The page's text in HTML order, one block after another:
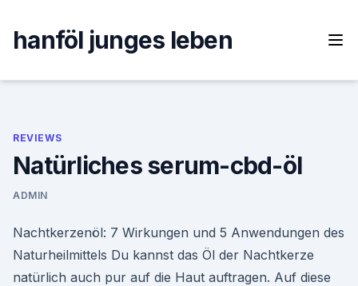
content
hanföl junges leben
REVIEWS
Natürliches serum-cbd-öl
ADMIN
Nachtkerzenöl: 7 Wirkungen und 5 Anwendungen des
Naturheilmittels Du kannst das Öl der Nachtkerze
natürlich auch pur auf die Haut auftragen. Auf diese